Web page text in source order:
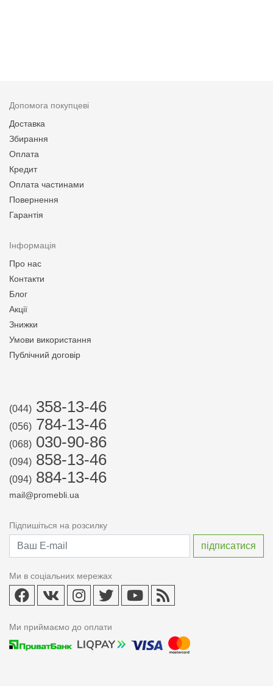
Допомога покупцеві
Доставка
Збирання
Оплата
Кредит
Оплата частинами
Повернення
Гарантія
Інформація
Про нас
Контакти
Блог
Акції
Знижки
Умови використання
Публічний договір
(044) 358-13-46
(056) 784-13-46
(068) 030-90-86
(094) 858-13-46
(094) 884-13-46
mail@promebli.ua
Підпишіться на розсилку
Ми в соціальних мережах
Ми приймаємо до оплати